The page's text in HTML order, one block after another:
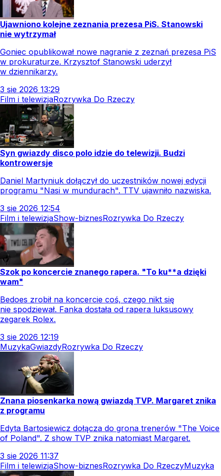
Ujawniono kolejne zeznania prezesa PiS. Stanowski
nie wytrzymał
Goniec opublikował nowe nagranie z zeznań prezesa PiS
w prokuraturze. Krzysztof Stanowski uderzył
w dziennikarzy.
3 sie 2026 13:29
Film i telewizjaRozrywka Do Rzeczy
Syn gwiazdy disco polo idzie do telewizji. Budzi
kontrowersje
Daniel Martyniuk dołączył do uczestników nowej edycji
programu "Nasi w mundurach". TTV ujawniło nazwiska.
3 sie 2026 12:54
Film i telewizjaShow-biznesRozrywka Do Rzeczy
Szok po koncercie znanego rapera. "To ku**a dzięki
wam"
Bedoes zrobił na koncercie coś, czego nikt się
nie spodziewał. Fanka dostała od rapera luksusowy
zegarek Rolex.
3 sie 2026 12:19
MuzykaGwiazdyRozrywka Do Rzeczy
Znana piosenkarka nową gwiazdą TVP. Margaret znika
z programu
Edyta Bartosiewicz dołącza do grona trenerów "The Voice
of Poland". Z show TVP znika natomiast Margaret.
3 sie 2026 11:37
Film i telewizjaShow-biznesRozrywka Do RzeczyMuzyka